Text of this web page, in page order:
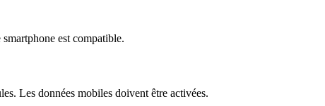
smartphone est compatible.
Les données mobiles doivent être activées.